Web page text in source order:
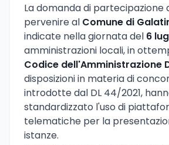
La domanda di partecipazione
pervenire al Comune di
indicate nella giornata del 6
amministrazioni locali, in
Codice dell'Amministrazione
disposizioni in materia di
introdotte dal DL 44/2021,
standardizzato l'uso di
telematiche per la
istanze.